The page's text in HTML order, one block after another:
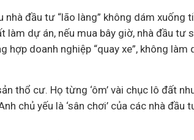
đầu tư “lão làng” không dám xuống
làm dự án, nếu mua bây giờ, nhà đầu tư
doanh nghiệp “quay xe”, không làm
thổ cư. Họ từng ‘ôm’ vài chục lô đất
chủ yếu là ‘sân chơi’ của các nhà đầu